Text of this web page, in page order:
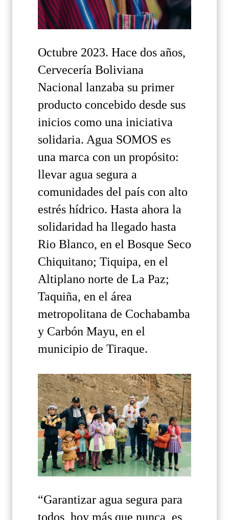
Octubre 2023. Hace dos años,
Cervecería Boliviana
Nacional lanzaba su primer
producto concebido desde sus
inicios como una iniciativa
solidaria. Agua SOMOS es
una marca con un propósito:
llevar agua segura a
comunidades del país con alto
estrés hídrico. Hasta ahora la
solidaridad ha llegado hasta
Rio Blanco, en el Bosque Seco
Chiquitano; Tiquipa, en el
Altiplano norte de La Paz;
Taquiña, en el área
metropolitana de Cochabamba
y Carbón Mayu, en el
municipio de Tiraque.
“Garantizar agua segura para
todos, hoy más que nunca, es